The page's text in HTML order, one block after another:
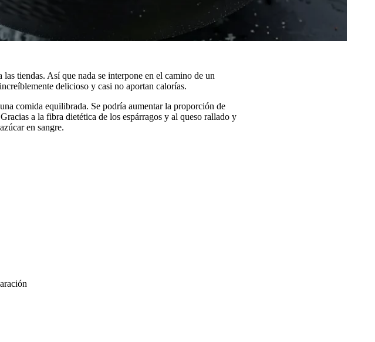
tiendas. Así que nada se interpone en el camino de un
delicioso y casi no aportan calorías.
comida equilibrada. Se podría aumentar la proporción de
a la fibra dietética de los espárragos y al queso rallado y
en sangre.